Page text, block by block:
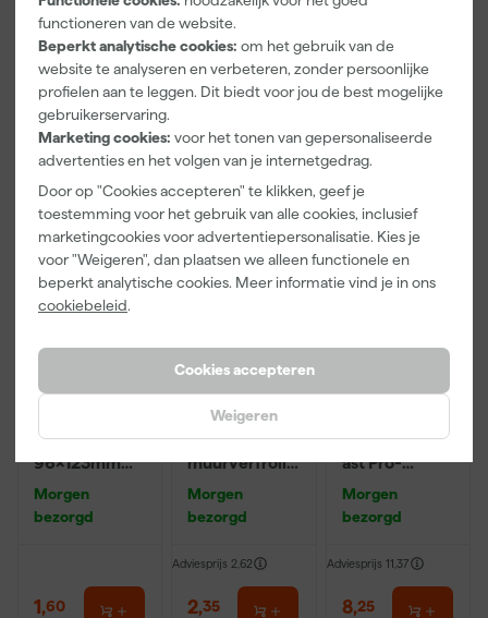
functioneren van de website.
Beperkt analytische cookies: om het gebruik van de
website te analyseren en verbeteren, zonder persoonlijke
profielen aan te leggen. Dit biedt voor jou de best mogelijke
gebruikerservaring.
Marketing cookies: voor het tonen van gepersonaliseerde
advertenties en het volgen van je internetgedrag.
Door op "Cookies accepteren" te klikken, geef je
toestemming voor het gebruik van alle cookies, inclusief
marketingcookies voor advertentiepersonalisatie. Kies je
voor "Weigeren", dan plaatsen we alleen functionele en
beperkt analytische cookies. Meer informatie vind je in ons
cookiebeleid.
Cookies accepteren
Weigeren
Afplaktape
Buitengebruik
- 24mm x
50m
Morgen
bezorgd
5,28
Washi Tape -
2,7 x 20m
Morgen
bezorgd
Afgelopen 30 dgn 10,39
-12%
07
12cm Roller -
Inzetbakken
bezorgd
Onze Top 10
schuurblok
96x123mm
Morgen
bezorgd
1,60
Anza PRO
Mini Micmex
muurverfrolle
Morgen
bezorgd
Adviesprijs 2,62
2,35
Onze Top 10
Patentpuntkw
ast Pro-
10 (2cm)
Morgen
bezorgd
Adviesprijs 11,37
8,25